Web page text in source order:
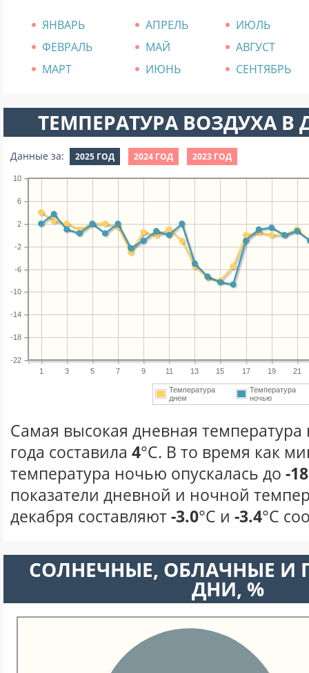
ЯНВАРЬ АПРЕЛЬ
ИЮЛЬ
ФЕВРАЛЬ
МАЙ
АВГУСТ
МАРТ
ИЮНЬ СЕНТЯБРЬ
ТЕМПЕРАТУРА ВОЗДУХА В
Данные за: 2025 ГОД 2024 ГОД 2023 ГОД
1 3 5 7 9 11 13 15 17 19 21
-22
-18
-14
-10
-6
-2
2
6
10
Температура
днем
Температура
ночью
Самая высокая дневная температура
года составила 4°С. В то время как
температура ночью опускалась до -18
показатели дневной и ночной
декабря составляют-3.0°С и -3.4°С
CОЛНЕЧНЫЕ, ОБЛАЧНЫЕ И
ДНИ, %